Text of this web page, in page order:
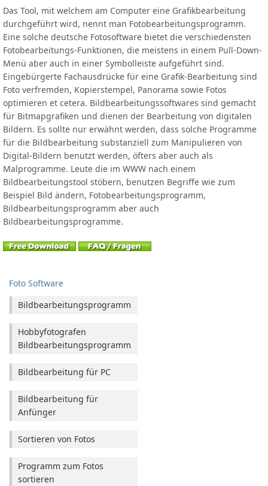
Das Tool, mit welchem am Computer eine Grafikbearbeitung
durchgeführt wird, nennt man Fotobearbeitungsprogramm.
Eine solche deutsche Fotosoftware bietet die verschiedensten
Fotobearbeitungs-Funktionen, die meistens in einem Pull-Down-
Menü aber auch in einer Symbolleiste aufgeführt sind.
Eingebürgerte Fachausdrücke für eine Grafik-Bearbeitung sind
Foto verfremden, Kopierstempel, Panorama sowie Fotos
optimieren et cetera. Bildbearbeitungssoftwares sind gemacht
für Bitmapgrafiken und dienen der Bearbeitung von digitalen
Bildern. Es sollte nur erwähnt werden, dass solche Programme
für die Bildbearbeitung substanziell zum Manipulieren von
Digital-Bildern benutzt werden, öfters aber auch als
Malprogramme. Leute die im WWW nach einem
Bildbearbeitungstool stöbern, benutzen Begriffe wie zum
Beispiel Bild ändern, Fotobearbeitungsprogramm,
Bildbearbeitungsprogramm aber auch
Bildbearbeitungsprogramme.
Foto Software
Bildbearbeitungsprogramm
Hobbyfotografen
Bildbearbeitungsprogramm
Bildbearbeitung für PC
Bildbearbeitung für
Anfünger
Sortieren von Fotos
Programm zum Fotos
sortieren